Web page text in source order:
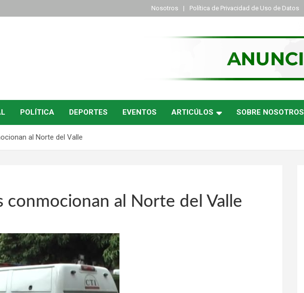
Nosotros Política de Privacidad de Uso de Datos
POLÍTICA DEPORTES EVENTOS ARTICÚLOS SOBRE NOSOTROS
al Norte del Valle
conmocionan al Norte del Valle